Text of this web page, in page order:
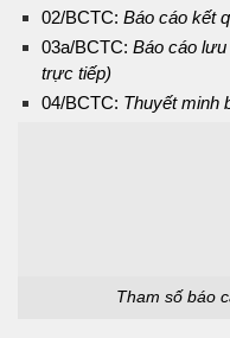
02/BCTC: Báo cáo kết
03a/BCTC: Báo cáo
trực tiếp)
04/BCTC: Thuyết minh
Tham số báo